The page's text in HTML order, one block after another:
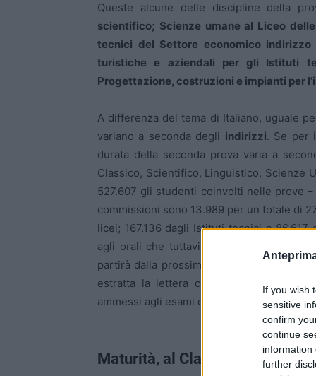
If you wish
sensitive
confirm
continue
information
further
Queste alcune delle discipline della
scientifico; Scienze umane al Liceo
tecnici del Settore economico indirizzo
turistiche e aziendali per gli Istituti
Progettazione, costruzioni e impianti per
A differenza del tema di Italiano, uguale
variano a seconda degli indirizzi. Se per
durata della seconda prova varia a
Classico, Scientifico, Linguistico, Scienze
527.607 gli studenti coinvolti nelle prove
commissioni sono 13.989 per un totale di
licei; 167.136 dagli Istituti tecnici e
agli orali che tuttavia non possono
partirà dalla prossima settimana. Le
estratta la lettera con la quale le
ammessi agli esami di maturità
Maturità, al Classico un testo